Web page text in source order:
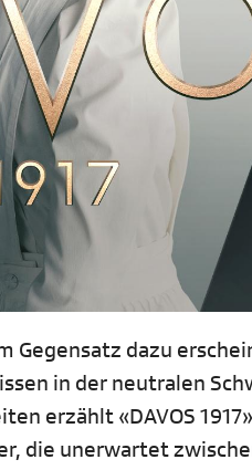
Gegensatz dazu
in der neutralen
erzählt «DAVOS
die unerwartet